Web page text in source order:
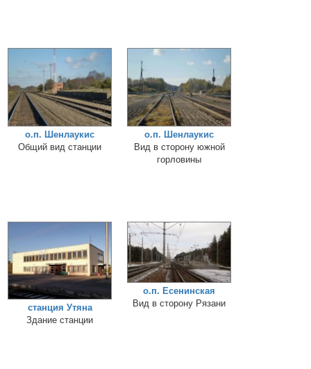
о.п. Шенлаукис
Общий вид станции
о.п. Шенлаукис
Вид в сторону южной
горловины
станция Утяна
Здание станции
о.п. Есенинская
Вид в сторону Рязани